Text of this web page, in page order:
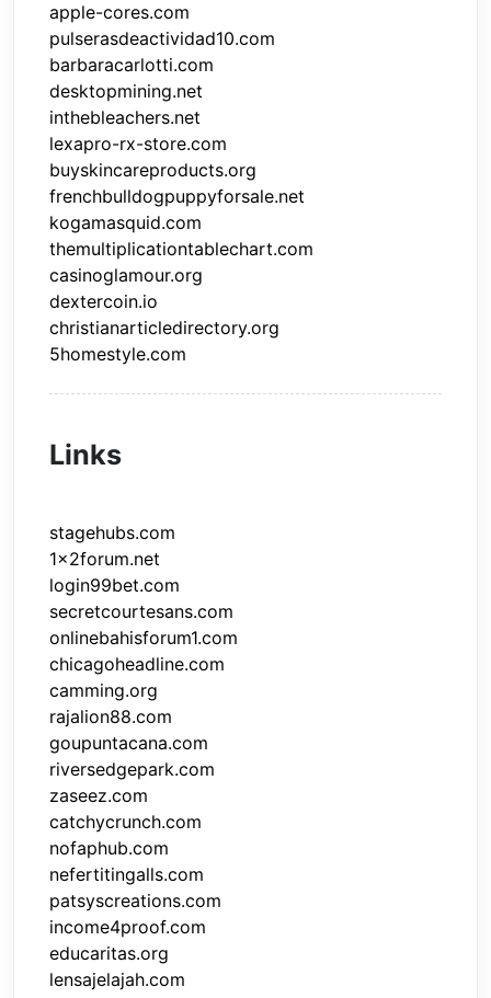
apple-cores.com
pulserasdeactividad10.com
barbaracarlotti.com
desktopmining.net
inthebleachers.net
lexapro-rx-store.com
buyskincareproducts.org
frenchbulldogpuppyforsale.net
kogamasquid.com
themultiplicationtablechart.com
casinoglamour.org
dextercoin.io
christianarticledirectory.org
5homestyle.com
Links
stagehubs.com
1x2forum.net
login99bet.com
secretcourtesans.com
onlinebahisforum1.com
chicagoheadline.com
camming.org
rajalion88.com
goupuntacana.com
riversedgepark.com
zaseez.com
catchycrunch.com
nofaphub.com
nefertitingalls.com
patsyscreations.com
income4proof.com
educaritas.org
lensajelajah.com